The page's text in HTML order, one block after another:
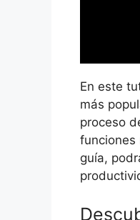
En este
más
proceso
funciones
guía,